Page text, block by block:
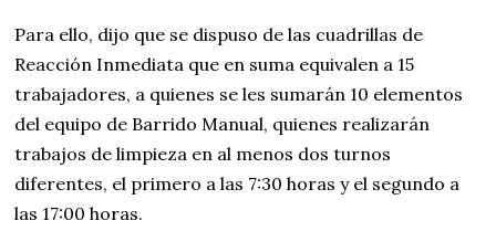
Para ello, dijo que se dispuso de las cuadrillas de
Reacción Inmediata que en suma equivalen a 15
trabajadores, a quienes se les sumarán 10 elementos
del equipo de Barrido Manual, quienes realizarán
trabajos de limpieza en al menos dos turnos
diferentes, el primero a las 7:30 horas y el segundo a
las 17:00 horas.